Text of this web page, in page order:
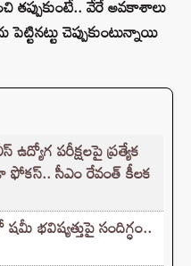
తప్పుకుంటే.. వేరే అవకాశాలు
చెప్పుకుంటున్నాయి
పరీక్షలపై ప్రత్యేక
సీఎం రేవంత్ కీలక
భవిష్యత్తుపై సందిగ్ధం..